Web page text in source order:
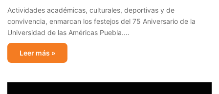
Actividades académicas, culturales, deportivas y de
convivencia, enmarcan los festejos del 75 Aniversario de la
Universidad de las Américas Puebla.…
Leer más »